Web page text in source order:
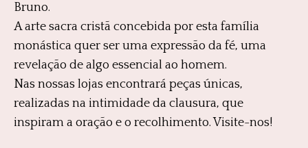
Bruno.
A arte sacra cristã concebida por esta família
monástica quer ser uma expressão da fé, uma
revelação de algo essencial ao homem.
Nas nossas lojas encontrará peças únicas,
realizadas na intimidade da clausura, que
inspiram a oração e o recolhimento. Visite-nos!